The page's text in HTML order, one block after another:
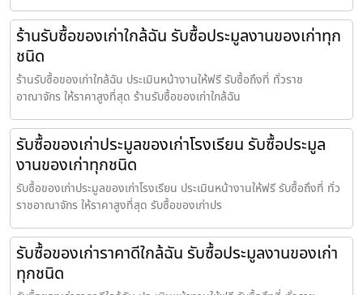
ร้านรับซื้อของเก่าใกล้ฉัน รับซื้อประมูลงานของเก่าทุก
ชนิด
ร้านรับซื้อของเก่าใกล้ฉัน ประเมินหน้างานให้ฟรี รับซื้อถึงที่ ทั่วราช
อาณาจักร ให้ราคาสูงที่สุด ร้านรับซื้อของเก่าใกล้ฉัน
รับซื้อของเก่าประมูลของเก่าโรงเรียน รับซื้อประมูล
งานของเก่าทุกชนิด
รับซื้อของเก่าประมูลของเก่าโรงเรียน ประเมินหน้างานให้ฟรี รับซื้อถึงที่ ทั่ว
ราชอาณาจักร ให้ราคาสูงที่สุด รับซื้อของเก่าปร
รับซื้อของเก่าราคาดีใกล้ฉัน รับซื้อประมูลงานของเก่า
ทุกชนิด